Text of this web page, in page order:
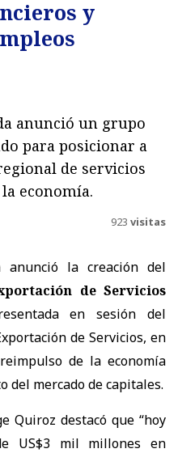
y
anunció un grupo
para posicionar a
de servicios
economía.
923 visitas
anunció la creación del
de Servicios
en sesión del
de Servicios, en
de la economía
del mercado de capitales.
Quiroz destacó que “hoy
US$3 mil millones en